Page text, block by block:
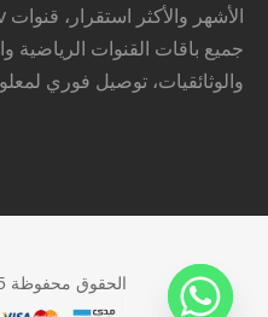
جميع باقات القنوات الرياضية
والوثائقيات، توصيل فوري
الحقوق محفوظة Lion IPTV © 2025